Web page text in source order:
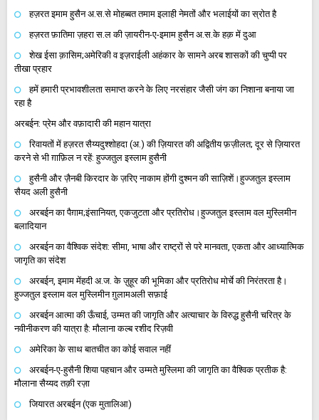
हज़रत इमाम हुसैन अ.स.से मोहब्बत तमाम इलाही नेमतों और भलाईयों का स्रोत है
हज़रत फ़ातिमा ज़हरा स.ल की ज़ायरीन-ए-इमाम हुसैन अ.स.के हक़ में दुआ
शेख ईसा क़ासिम;अमेरिकी व इज़राईली अहंकार के सामने अरब शासकों की चुप्पी पर
तीखा प्रहार
हमें हमारी प्रभावशीलता समाप्त करने के लिए नरसंहार जैसी जंग का निशाना बनाया जा
रहा है
अरबईन: प्रेम और वफ़ादारी की महान यात्रा
रिवायतों में हज़रत सैय्यदुश्शोहदा (अ.) की ज़ियारत की अद्वितीय फ़ज़ीलत; दूर से ज़ियारत
करने से भी ग़ाफ़िल न रहें: हुज्जतुल इस्लाम हुसैनी
हुसैनी और ज़ैनबी किरदार के ज़रिए नाकाम होंगी दुश्मन की साज़िशें।हुज्जतुल इस्लाम
सैयद अली हुसैनी
अरबईन का पैग़ाम;इंसानियत, एकजुटता और प्रतिरोध।हुज्जतुल इस्लाम वल मुस्लिमीन
बलादियान
अरबईन का वैश्विक संदेश: सीमा, भाषा और राष्ट्रों से परे मानवता, एकता और आध्यात्मिक
जागृति का संदेश
अरबईन, इमाम मेंहदी अ.ज. के ज़ुहूर की भूमिका और प्रतिरोध मोर्चे की निरंतरता है।
हुज्जतुल इस्लाम वल मुस्लिमीन ग़ुलामअली सफ़ाई
अरबईन आत्मा की ऊँचाई, उम्मत की जागृति और अत्याचार के विरुद्ध हुसैनी चरित्र के
नवीनीकरण की यात्रा है: मौलाना कल्ब रशीद रिज़वी
अमेरिका के साथ बातचीत का कोई सवाल नहीं
अरबईन-ए-हुसैनी शिया पहचान और उम्मते मुस्लिमा की जागृति का वैश्विक प्रतीक है:
मौलाना सैय्यद तक़ी रज़ा
जियारत अरबईन (एक मुतालिआ)